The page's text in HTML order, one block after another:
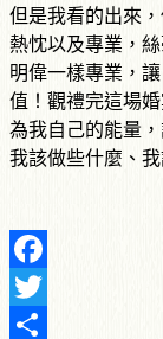
但是我看的出來
熱忱以及專業，
明偉一樣專業，
值！觀禮完這場
為我自己的能量
我該做些什麼、
Facebook
Twitter